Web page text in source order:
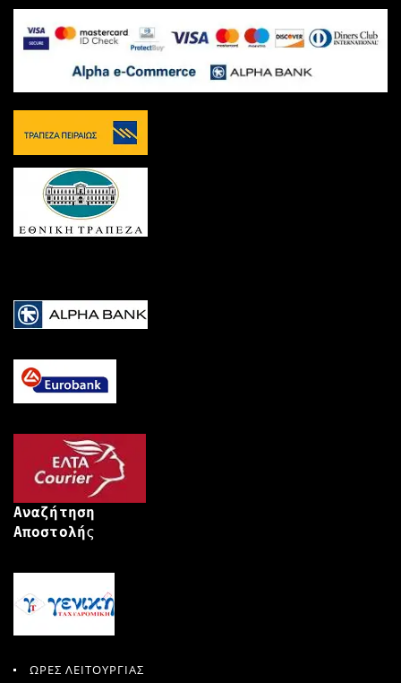
Αναζήτηση
Αποστολής
ΩΡΕΣ ΛΕΙΤΟΥΡΓΙΑΣ